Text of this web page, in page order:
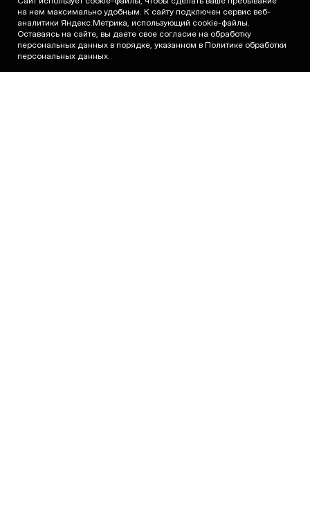
на нем максимально удобным. К cайту подключен сервис веб-
аналитики Яндекс.Метрика, использующий cookie-файлы.
Оставаясь на сайте, вы даете свое согласие на обработку
персональных данных в порядке, указанном в Политике обработки
персональных данных.
в сети